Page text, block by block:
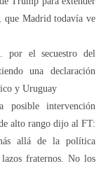
que Madrid todavía ve
el secuestro del
una declaración
y Uruguay
intervención
alto rango dijo al FT:
allá de la política
fraternos. No los